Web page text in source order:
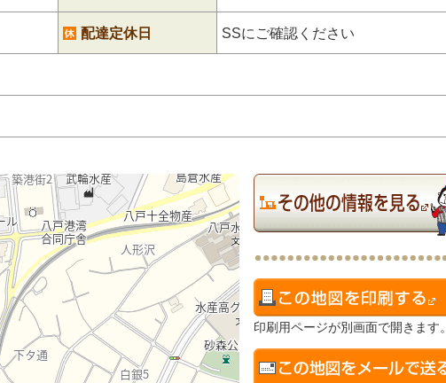
配達定休日 SSにご確認ください
印刷用ページが別画面で開きます。